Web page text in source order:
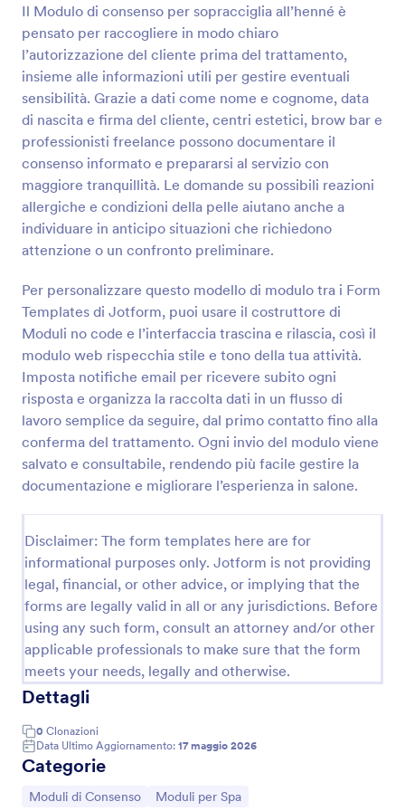
Il Modulo di consenso per sopracciglia all’henné è
pensato per raccogliere in modo chiaro
l’autorizzazione del cliente prima del trattamento,
insieme alle informazioni utili per gestire eventuali
sensibilità. Grazie a dati come nome e cognome, data
di nascita e firma del cliente, centri estetici, brow bar e
professionisti freelance possono documentare il
consenso informato e prepararsi al servizio con
maggiore tranquillità. Le domande su possibili reazioni
allergiche e condizioni della pelle aiutano anche a
individuare in anticipo situazioni che richiedono
attenzione o un confronto preliminare.
Per personalizzare questo modello di modulo tra i Form
Templates di Jotform, puoi usare il costruttore di
Moduli no code e l’interfaccia trascina e rilascia, così il
modulo web rispecchia stile e tono della tua attività.
Imposta notifiche email per ricevere subito ogni
risposta e organizza la raccolta dati in un flusso di
lavoro semplice da seguire, dal primo contatto fino alla
conferma del trattamento. Ogni invio del modulo viene
salvato e consultabile, rendendo più facile gestire la
documentazione e migliorare l’esperienza in salone.
Disclaimer: The form templates here are for
informational purposes only. Jotform is not providing
legal, financial, or other advice, or implying that the
forms are legally valid in all or any jurisdictions. Before
using any such form, consult an attorney and/or other
applicable professionals to make sure that the form
meets your needs, legally and otherwise.
Dettagli
0 Clonazioni
Data Ultimo Aggiornamento: 17 maggio 2026
Categorie
Vai alla Categoria:
Moduli di Consenso Vai alla Categoria:
Moduli per Spa
Anteprima
Consenso Per Laminazione E Colorazione Delle Ciglia
Un modulo di Consenso per Laminazione e
Colorazione delle Ciglia è un modello progettato per
raccogliere informazioni da potenziali clienti sul loro
interesse in un trattamento di laminazione e
colorazione delle ciglia.
Go to Category:
Moduli per Saloni
Usa Template
Anteprima